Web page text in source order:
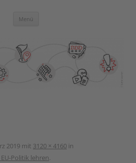
Akademie
Menü
2019 mit 3120 × 4160 in
Politik lehren.